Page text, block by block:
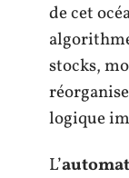
de cet
stocks,
logique
L’